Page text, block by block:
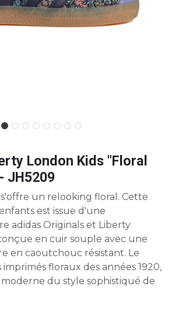
London Kids "Floral
JH5209
un relooking floral. Cette
est issue d'une
adidas Originals et Liberty
en cuir souple avec une
en caoutchouc résistant. Le
imprimés floraux des années 1920,
du style sophistiqué de